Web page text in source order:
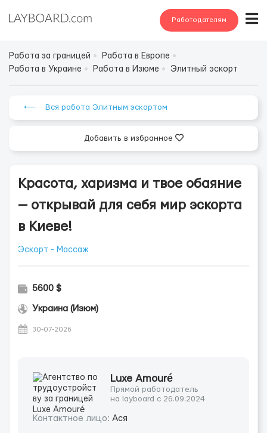
Работодателям
Работа за границей
Работа в Европе
Работа в Украине
Работа в Изюме Элитный эскорт
⟵ Вся работа Элитным эскортом
Добавить в избранное
Красота, харизма и твое обаяние
— открывай для себя мир эскорта
в Киеве!
Эскорт - Массаж
5600 $
Украина (Изюм)
30-07-2026
Luxe Amouré
Прямой работодатель
на layboard с 26.09.2024
Контактное лицо: Ася